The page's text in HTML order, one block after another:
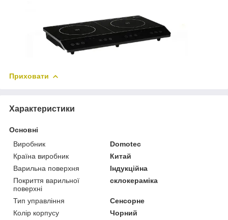
Приховати
Характеристики
Основні
Виробник
Domotec
Країна виробник
Китай
Варильна поверхня
Індукційна
Покриття варильної
поверхні
склокераміка
Тип управління
Сенсорне
Колір корпусу
Чорний